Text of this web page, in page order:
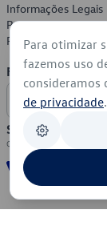
Informações Legais
Política de
Política de Cookies
Formas de
Segurança
Para otimizar
fazemos uso
consideramos
de privacidade.